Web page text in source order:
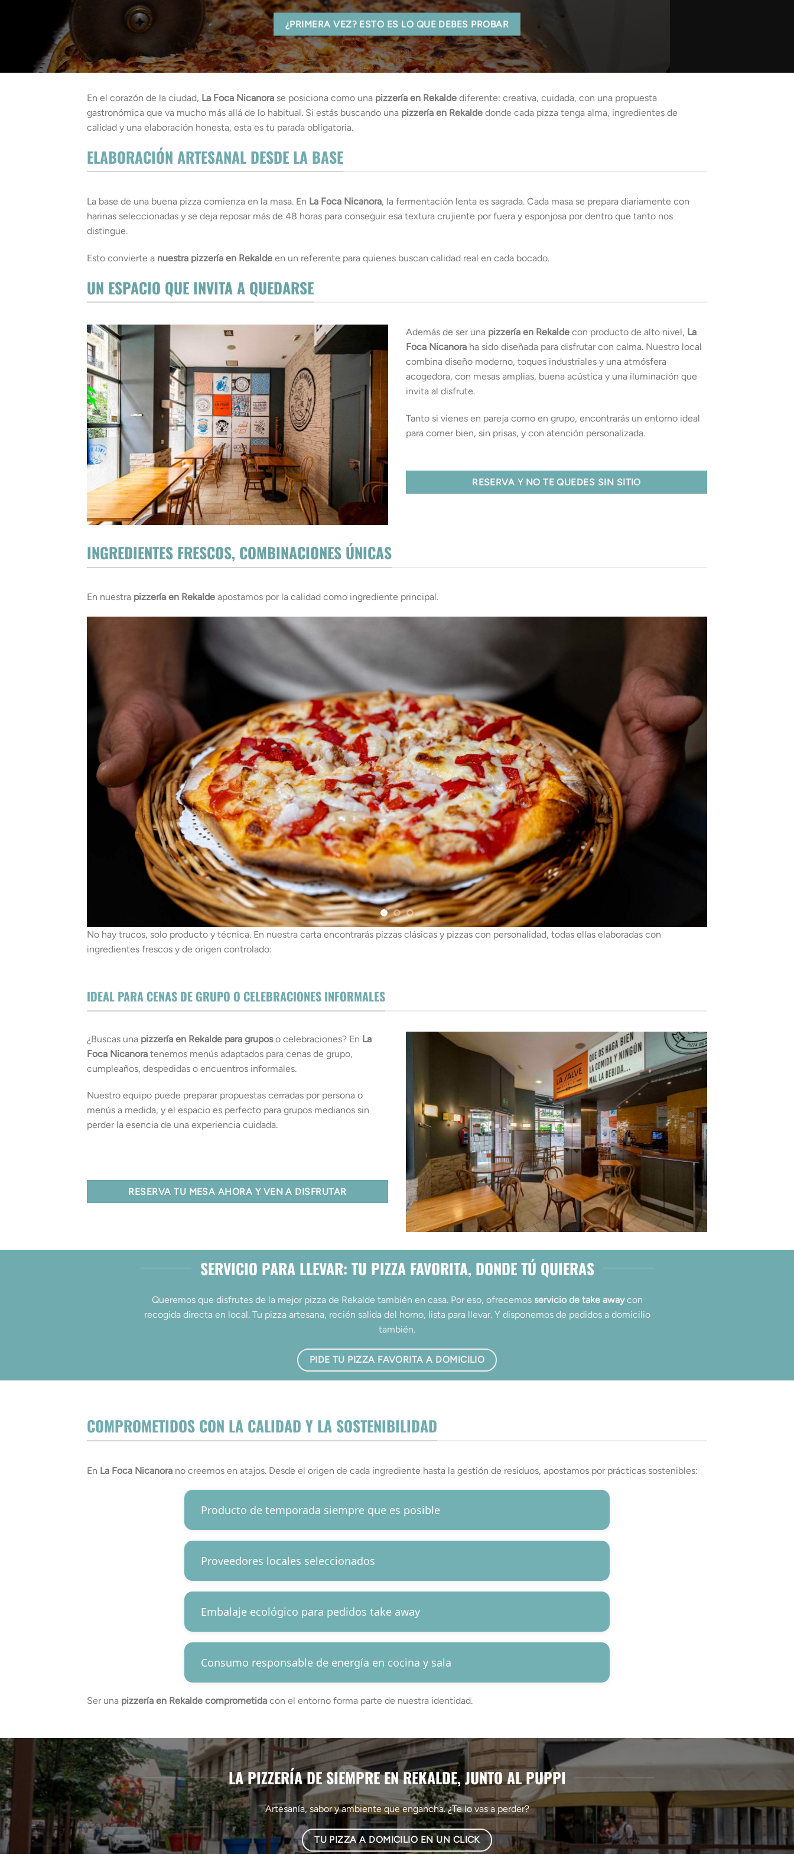
¿PRIMERA VEZ? ESTO ES LO QUE DEBES PROBAR
En el corazón de la ciudad, La Foca Nicanora se posiciona como una pizzería en Rekalde diferente: creativa, cuidada, con una propuesta
gastronómica que va mucho más allá de lo habitual. Si estás buscando una pizzería en Rekalde donde cada pizza tenga alma, ingredientes de
calidad y una elaboración honesta, esta es tu parada obligatoria.
ELABORACIÓN ARTESANAL DESDE LA BASE
La base de una buena pizza comienza en la masa. En La Foca Nicanora, la fermentación lenta es sagrada. Cada masa se prepara diariamente con
harinas seleccionadas y se deja reposar más de 48 horas para conseguir esa textura crujiente por fuera y esponjosa por dentro que tanto nos
distingue.
Esto convierte a nuestra pizzería en Rekalde en un referente para quienes buscan calidad real en cada bocado.
UN ESPACIO QUE INVITA A QUEDARSE
Además de ser una pizzería en Rekalde con producto de alto nivel, La
Foca Nicanora ha sido diseñada para disfrutar con calma. Nuestro local
combina diseño moderno, toques industriales y una atmósfera
acogedora, con mesas amplias, buena acústica y una iluminación que
invita al disfrute.
Tanto si vienes en pareja como en grupo, encontrarás un entorno ideal
para comer bien, sin prisas, y con atención personalizada.
RESERVA Y NO TE QUEDES SIN SITIO
INGREDIENTES FRESCOS, COMBINACIONES ÚNICAS
En nuestra pizzería en Rekalde apostamos por la calidad como ingrediente principal.
No hay trucos, solo producto y técnica. En nuestra carta encontrarás pizzas clásicas y pizzas con personalidad, todas ellas elaboradas con
ingredientes frescos y de origen controlado:
IDEAL PARA CENAS DE GRUPO O CELEBRACIONES INFORMALES
¿Buscas una pizzería en Rekalde para gruposo celebraciones? En La
Foca Nicanora tenemos menús adaptados para cenas de grupo,
cumpleaños, despedidas o encuentros informales.
Nuestro equipo puede preparar propuestas cerradas por persona o
menús a medida, y el espacio es perfecto para grupos medianos sin
perder la esencia de una experiencia cuidada.
RESERVA TU MESA AHORA Y VEN A DISFRUTAR
SERVICIO PARA LLEVAR: TU PIZZA FAVORITA, DONDE TÚ QUIERAS
Queremos que disfrutes de la mejor pizza de Rekalde también en casa. Por eso, ofrecemos servicio de take awaycon
recogida directa en local. Tu pizza artesana, recién salida del horno, lista para llevar. Y disponemos de pedidos a domicilio
también.
PIDE TU PIZZA FAVORITA A DOMICILIO
COMPROMETIDOS CON LA CALIDAD Y LA SOSTENIBILIDAD
En La Foca Nicanora no creemos en atajos. Desde el origen de cada ingrediente hasta la gestión de residuos, apostamos por prácticas sostenibles:
Producto de temporada siempre que es posible
Proveedores locales seleccionados
Embalaje ecológico para pedidos take away
Consumo responsable de energía en cocina y sala
Ser una pizzería en Rekalde comprometida con el entorno forma parte de nuestra identidad.
LA PIZZERÍA DE SIEMPRE EN REKALDE, JUNTO AL PUPPI
Artesanía, sabor y ambiente que engancha. ¿Te lo vas a perder?
TU PIZZA A DOMICILIO EN UN CLICK